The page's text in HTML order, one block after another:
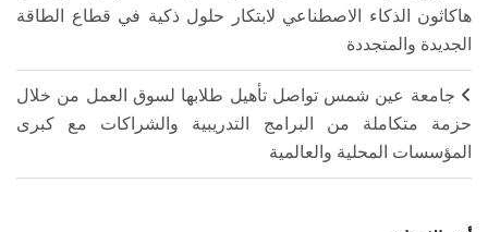
هاكاثون الذكاء الاصطناعي لابتكار حلول ذكية في قطاع الطاقة
الجديدة والمتجددة
جامعة عين شمس تواصل تأهيل طلابها لسوق العمل من خلال
حزمة متكاملة من البرامج التدريبية والشراكات مع كبرى
المؤسسات المحلية والعالمية